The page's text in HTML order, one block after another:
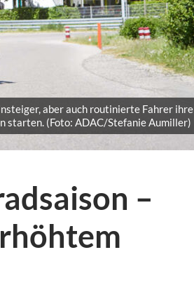
aber auch routinierte Fahrer ihre
starten. (Foto: ADAC/Stefanie Aumiller)
–